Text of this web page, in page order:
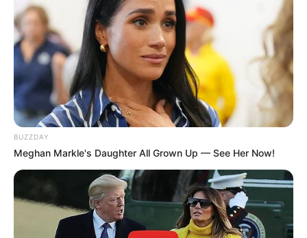
Ibnu Jamil
BUZZDAY
Meghan Markle's Daughter All Grown Up — See Her Now!